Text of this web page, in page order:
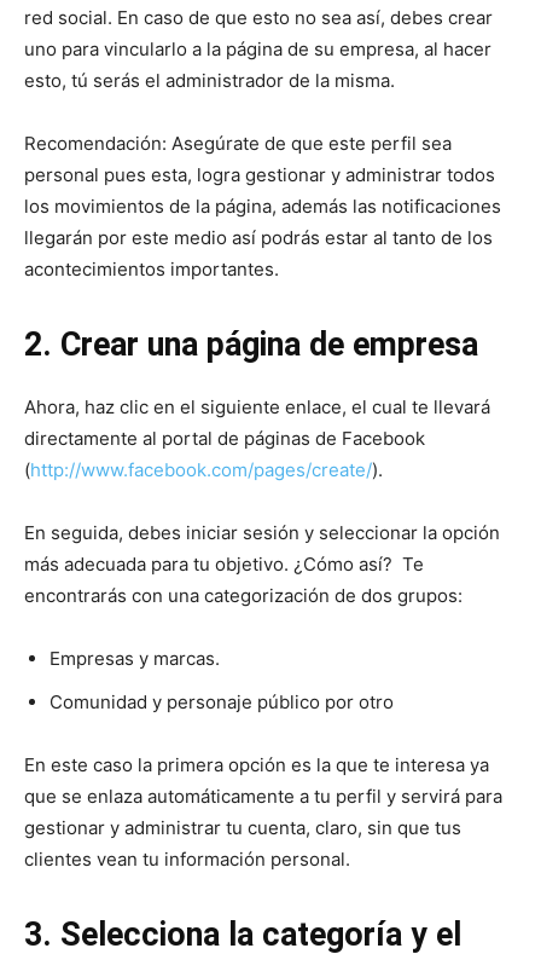
red social. En caso de que esto no sea así, debes crear
uno para vincularlo a la página de su empresa, al hacer
esto, tú serás el administrador de la misma.
Recomendación: Asegúrate de que este perfil sea
personal pues esta, logra gestionar y administrar todos
los movimientos de la página, además las notificaciones
llegarán por este medio así podrás estar al tanto de los
acontecimientos importantes.
2. Crear una página de empresa
Ahora, haz clic en el siguiente enlace, el cual te llevará
directamente al portal de páginas de Facebook
(http://www.facebook.com/pages/create/).
En seguida, debes iniciar sesión y seleccionar la opción
más adecuada para tu objetivo. ¿Cómo así? Te
encontrarás con una categorización de dos grupos:
Empresas y marcas.
Comunidad y personaje público por otro
En este caso la primera opción es la que te interesa ya
que se enlaza automáticamente a tu perfil y servirá para
gestionar y administrar tu cuenta, claro, sin que tus
clientes vean tu información personal.
3. Selecciona la categoría y el